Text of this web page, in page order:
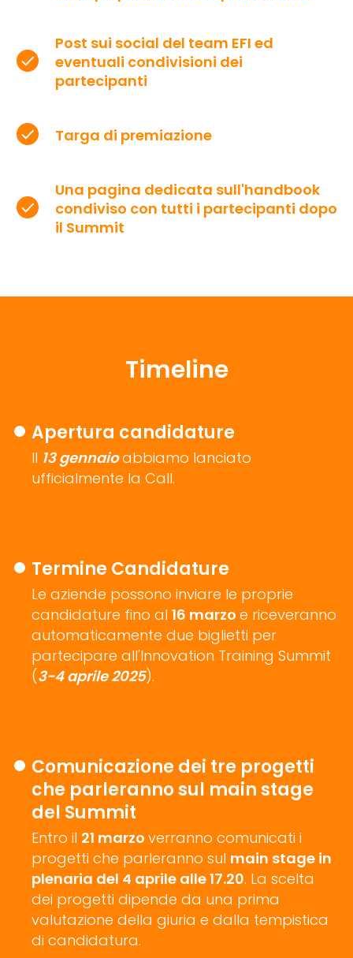
Post sui social del team EFI ed
eventuali condivisioni dei
partecipanti
Targa di premiazione
Una pagina dedicata sull'handbook
condiviso con tutti i partecipanti dopo
il Summit
Timeline
Apertura candidature
Il 13 gennaioabbiamo lanciato
ufficialmente la Call.
Termine Candidature
Le aziende possono inviare le proprie
candidature fino al 16 marzo e riceveranno
automaticamente due biglietti per
partecipare all'Innovation Training Summit
(3-4 aprile 2025).
Comunicazione dei tre progetti
che parleranno sul main stage
del Summit
Entro il 21 marzo verranno comunicati i
progetti che parleranno sul main stage in
plenaria del 4 aprile alle 17.20. La scelta
dei progetti dipende da una prima
valutazione della giuria e dalla tempistica
di candidatura.